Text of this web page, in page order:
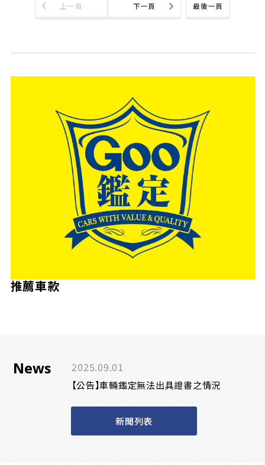
最後一頁
上一頁 下一頁
推薦車款
News 2025.09.01
【公告】車輛鑑定無法出具證書之情況
新聞列表